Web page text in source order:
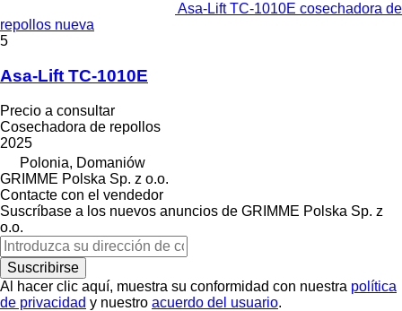
Asa-Lift TC-1010E cosechadora de
repollos nueva
5
Asa-Lift TC-1010E
Precio a consultar
Cosechadora de repollos
2025
Polonia, Domaniów
GRIMME Polska Sp. z o.o.
Contacte con el vendedor
Suscríbase a los nuevos anuncios de GRIMME Polska Sp. z
o.o.
Suscribirse
Al hacer clic aquí, muestra su conformidad con nuestra política
de privacidad y nuestro acuerdo del usuario.